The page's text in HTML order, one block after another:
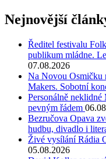
Nejnovější
Ředitel festivalu
publikum mládne.
07.08.2026
Na Novou
Makers. Sobotní
Personálně neklidné
pevným řádem
Bezručova Opava
hudbu, divadlo i
Živé vysílání Rádia
05.08.2026